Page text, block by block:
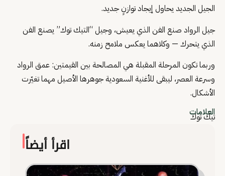
الجيل الجديد يحاول إيجاد توازنٍ جديد.
جيل الرواد صنع الفن الذي يعيش، وجيل “التيك توك” يصنع الفن
الذي يتحرك — وكلاهما يعكس ملامح زمنه.
وربما تكون المرحلة المقبلة هي المصالحة بين القيمتين: عمق الرواد
وسرعة العصر، ليبقى للأغنية السعودية جوهرها الأصيل مهما تغيّرت
الأشكال.
العلامات
تيك توك
اقرأ أيضاً